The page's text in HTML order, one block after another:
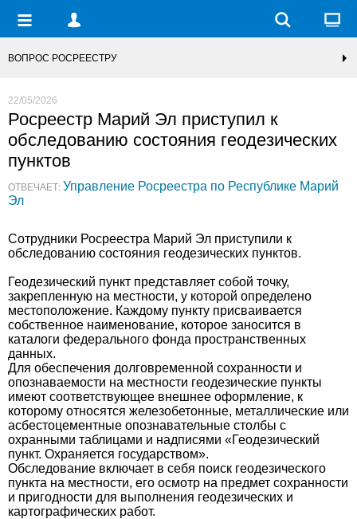
ВОПРОС РОСРЕЕСТРУ
22/05/2026
Росреестр Марий Эл приступил к
обследованию состояния геодезических
пунктов
ОТВЕЧАЕТ: Управление Росреестра по Республике Марий
Эл
Сотрудники Росреестра Марий Эл приступили к
обследованию состояния геодезических пунктов.
Геодезический пункт представляет собой точку,
закрепленную на местности, у которой определено
местоположение. Каждому пункту присваивается
собственное наименование, которое заносится в
каталоги федерального фонда пространственных
данных.
Для обеспечения долговременной сохранности и
опознаваемости на местности геодезические пункты
имеют соответствующее внешнее оформление, к
которому относятся железобетонные, металлические или
асбестоцементные опознавательные столбы с
охранными таблицами и надписями «Геодезический
пункт. Охраняется государством».
Обследование включает в себя поиск геодезического
пункта на местности, его осмотр на предмет сохранности
и пригодности для выполнения геодезических и
картографических работ.